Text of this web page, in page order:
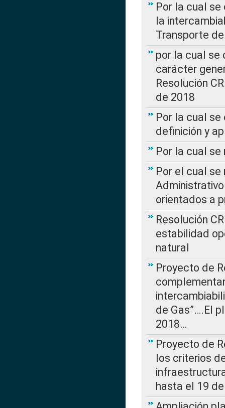
Por la cual
la
Transporte
por la cual se
carácter
Resolución
de 2018
Por la cual
definición y
Por la cual
Por el cual
orientados a
Resolución
estabilidad
natural
Proyecto de
de Gas”….El
2018…
Proyecto de
los criterios
hasta el 19